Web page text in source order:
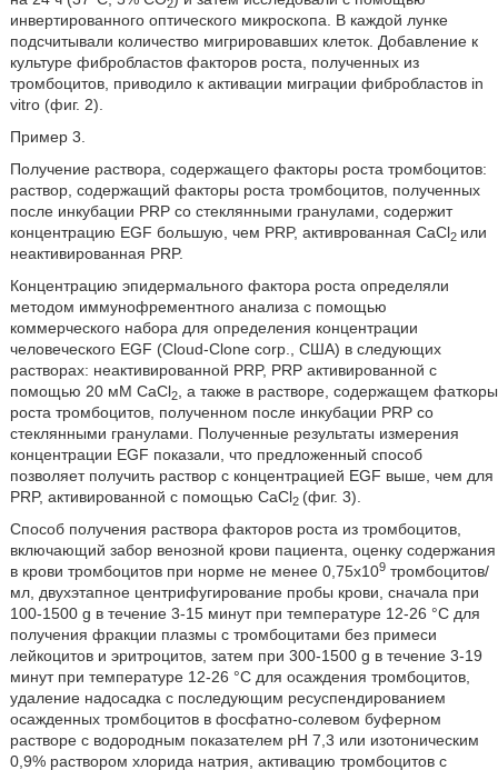
2
инвертированного оптического микроскопа. В каждой лунке
подсчитывали количество мигрировавших клеток. Добавление к
культуре фибробластов факторов роста, полученных из
тромбоцитов, приводило к активации миграции фибробластов in
vitro (фиг. 2).
Пример 3.
Получение раствора, содержащего факторы роста тромбоцитов:
раствор, содержащий факторы роста тромбоцитов, полученных
после инкубации PRP со стеклянными гранулами, содержит
концентрацию EGF большую, чем PRP, активрованная CaCl2 или
неактивированная PRP.
Концентрацию эпидермального фактора роста определяли
методом иммунофрементного анализа с помощью
коммерческого набора для определения концентрации
человеческого EGF (Cloud-Clone corp., США) в следующих
растворах: неактивированной PRP, PRP активированной с
помощью 20 мМ CaCl2, а также в растворе, содержащем фаткоры
роста тромбоцитов, полученном после инкубации PRP со
стеклянными гранулами. Полученные результаты измерения
концентрации EGF показали, что предложенный способ
позволяет получить раствор с концентрацией EGF выше, чем для
PRP, активированной с помощью CaCl2 (фиг. 3).
Способ получения раствора факторов роста из тромбоцитов,
включающий забор венозной крови пациента, оценку содержания
в крови тромбоцитов при норме не менее 0,75х109тромбоцитов/
мл, двухэтапное центрифугирование пробы крови, сначала при
100-1500 g в течение 3-15 минут при температуре 12-26 °С для
получения фракции плазмы с тромбоцитами без примеси
лейкоцитов и эритроцитов, затем при 300-1500 g в течение 3-19
минут при температуре 12-26 °С для осаждения тромбоцитов,
удаление надосадка с последующим ресуспендированием
осажденных тромбоцитов в фосфатно-солевом буферном
растворе c водородным показателем pH 7,3 или изотоническим
0,9% раствором хлорида натрия, активацию тромбоцитов с